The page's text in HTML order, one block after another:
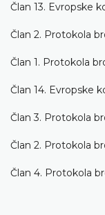
Član 13. Evropske
Član 2. Protokola
Član 1. Protokola
Član 14. Evropske
Član 3. Protokola
Član 2. Protokola
Član 4. Protokola